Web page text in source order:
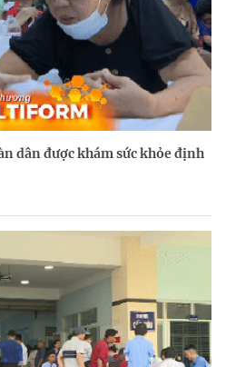
dân được khám sức khỏe định